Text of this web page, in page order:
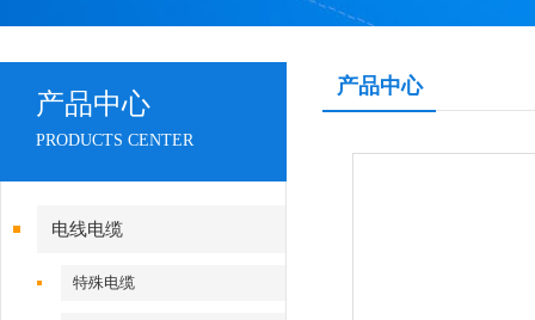
产品中心
PRODUCTS CENTER
电线电缆
特殊电缆
产品中心